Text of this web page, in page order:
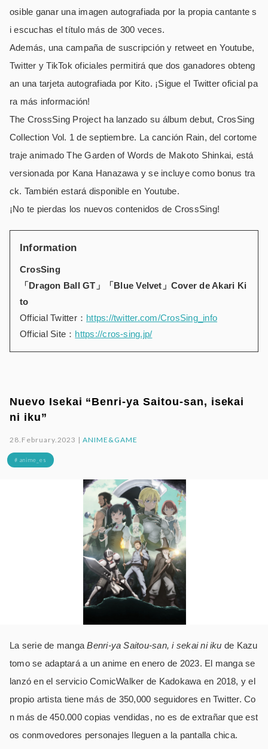
osible ganar una imagen autografiada por la propia cantante s
i escuchas el título más de 300 veces.
Además, una campaña de suscripción y retweet en Youtube,
Twitter y TikTok oficiales permitirá que dos ganadores obteng
an una tarjeta autografiada por Kito. ¡Sigue el Twitter oficial pa
ra más información!
The CrossSing Project ha lanzado su álbum debut, CrosSing
Collection Vol. 1 de septiembre. La canción Rain, del cortome
traje animado The Garden of Words de Makoto Shinkai, está
versionada por Kana Hanazawa y se incluye como bonus tra
ck. También estará disponible en Youtube.
¡No te pierdas los nuevos contenidos de CrossSing!
Information
CrosSing
「Dragon Ball GT」「Blue Velvet」Cover de Akari Ki
to
Official Twitter： https://twitter.com/CrosSing_info
Official Site： https://cros-sing.jp/
Nuevo Isekai “Benri-ya Saitou-san, isekai
ni iku”
28.February.2023 |ANIME&GAME
# anime_es
La serie de mangaBenri-ya Saitou-san, i sekai ni iku de Kazu
tomo se adaptará a un anime en enero de 2023. El manga se
lanzó en el servicio ComicWalker de Kadokawa en 2018, y el
propio artista tiene más de 350,000 seguidores en Twitter. Co
n más de 450.000 copias vendidas, no es de extrañar que est
os conmovedores personajes lleguen a la pantalla chica.